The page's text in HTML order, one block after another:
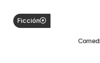
Ficción